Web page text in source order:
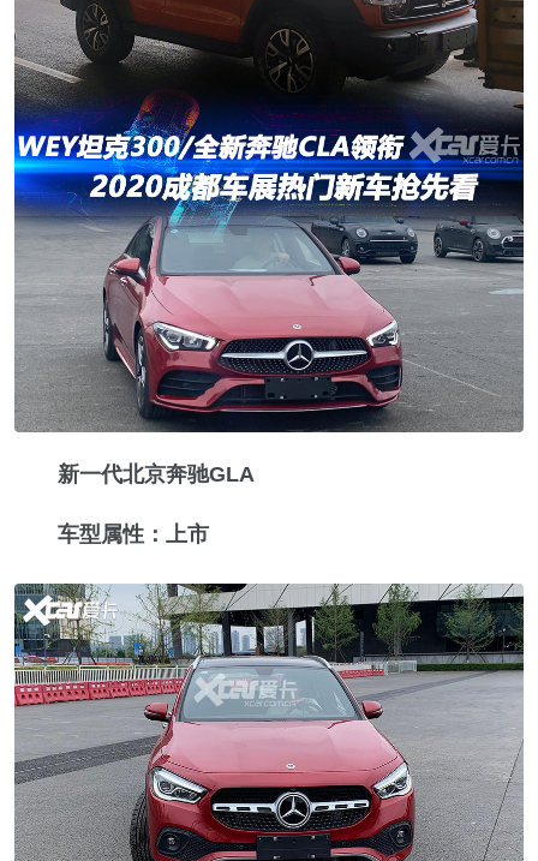
新一代北京奔驰GLA
车型属性：上市